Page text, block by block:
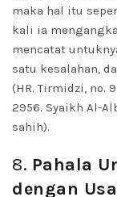
maka hal itu
kali ia
mencatat
satu kesalahan,
(HR. Tirmidzi, no.
2956. Syaikh Al-
sahih).
8. Pahala
dengan